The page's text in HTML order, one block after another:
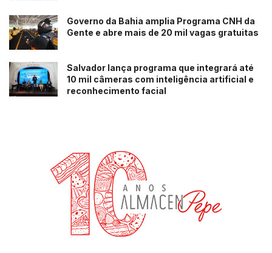
Governo da Bahia amplia Programa CNH da
Gente e abre mais de 20 mil vagas gratuitas
Salvador lança programa que integrará até
10 mil câmeras com inteligência artificial e
reconhecimento facial